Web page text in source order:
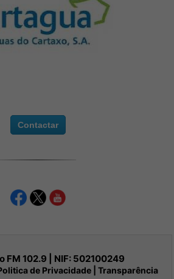
Contactar
FM 102.9 | NIF: 502100249
de Privacidade| Transparência